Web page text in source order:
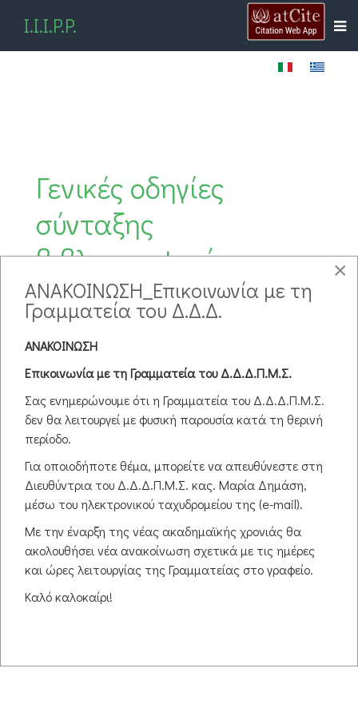
I.I.I.P.P.
pdf
Γενικές οδηγίες
σύνταξης
βιβλιογραφικών
παραπομπών και
αναφορών (APA 6th ed.)
Popular
Published on 12 July 2019 Modified on 06 January 2023 By Μυλωνόπουλος
Αντώνης
15070 downloads
Download
(pdf,480 KB
ΑΝΔΡΕΑΔΑΚΗΣ_APA5.
ΒΙΒΛΙΟΓΡΑΦΙΚΩΝ ΠΑΡΑΠΟΜΠΩΝ &
ΑΝΑΦΟΡΩΝ
με βάση το βιβλιογραφικό σύστημα
του American Psychological
Association – APA (5th ed.)
×
ΑΝΑΚΟΙΝΩΣΗ_Επικοινωνία με τη
Γραμματεία του Δ.Δ.Δ.
ΑΝΑΚΟΙΝΩΣΗ
Επικοινωνία με τη Γραμματεία του Δ.Δ.Δ.Π.Μ.Σ.
Σας ενημερώνουμε ότι η Γραμματεία του Δ.Δ.Δ.Π.Μ.Σ.
δεν θα λειτουργεί με φυσική παρουσία κατά τη θερινή
περίοδο.
Για οποιοδήποτε θέμα, μπορείτε να απευθύνεστε στη
Διευθύντρια του Δ.Δ.Δ.Π.Μ.Σ. κας. Μαρία Δημάση,
μέσω του ηλεκτρονικού ταχυδρομείου της (e-mail).
Με την έναρξη της νέας ακαδημαϊκής χρονιάς θα
ακολουθήσει νέα ανακοίνωση σχετικά με τις ημέρες
και ώρες λειτουργίας της Γραμματείας στο γραφείο.
Καλό καλοκαίρι!